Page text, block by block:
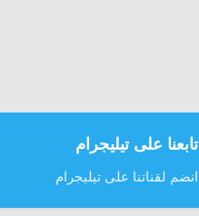
تابعنا على تيليجرام
انضم لقناتنا على تيليجرام